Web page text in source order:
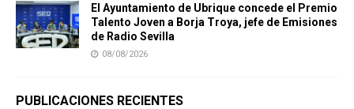
El Ayuntamiento de Ubrique concede el Premio
Talento Joven a Borja Troya, jefe de Emisiones
de Radio Sevilla
08/08/2026
PUBLICACIONES RECIENTES